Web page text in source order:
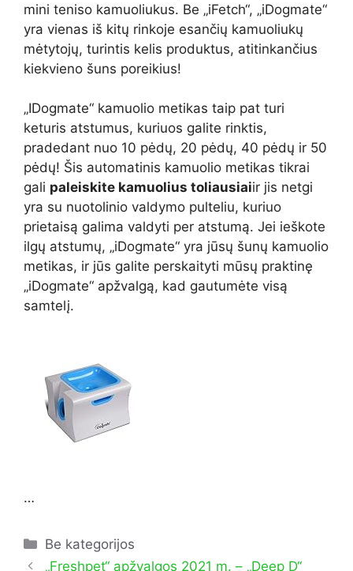
mini teniso kamuoliukus. Be „iFetch“, „iDogmate“
yra vienas iš kitų rinkoje esančių kamuoliukų
mėtytojų, turintis kelis produktus, atitinkančius
kiekvieno šuns poreikius!
„IDogmate“ kamuolio metikas taip pat turi
keturis atstumus, kuriuos galite rinktis,
pradedant nuo 10 pėdų, 20 pėdų, 40 pėdų ir 50
pėdų! Šis automatinis kamuolio metikas tikrai
gali paleiskite kamuolius toliausiaiir jis netgi
yra su nuotolinio valdymo pulteliu, kuriuo
prietaisą galima valdyti per atstumą. Jei ieškote
ilgų atstumų, „iDogmate“ yra jūsų šunų kamuolio
metikas, ir jūs galite perskaityti mūsų praktinę
„iDogmate“ apžvalgą, kad gautumėte visą
samtelį.
…
Kategorijos
Be kategorijos
„Freshpet“ apžvalgos 2021 m. – „Deep D“